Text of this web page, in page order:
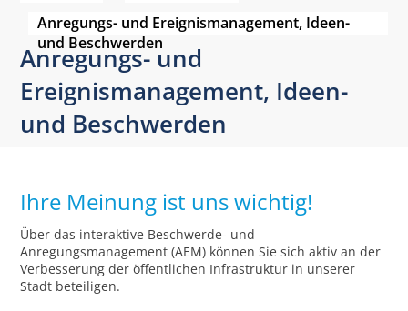
Anregungs- und Ereignismanagement, Ideen-
und Beschwerden
Anregungs- und
Ereignismanagement, Ideen-
und Beschwerden
Ihre Meinung ist uns wichtig!
Über das interaktive Beschwerde- und
Anregungsmanagement (AEM) können Sie sich aktiv an der
Verbesserung der öffentlichen Infrastruktur in unserer
Stadt beteiligen.